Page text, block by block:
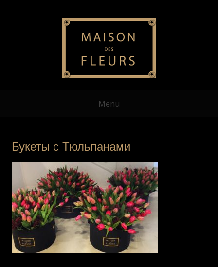
Menu
Букеты с Тюльпанами